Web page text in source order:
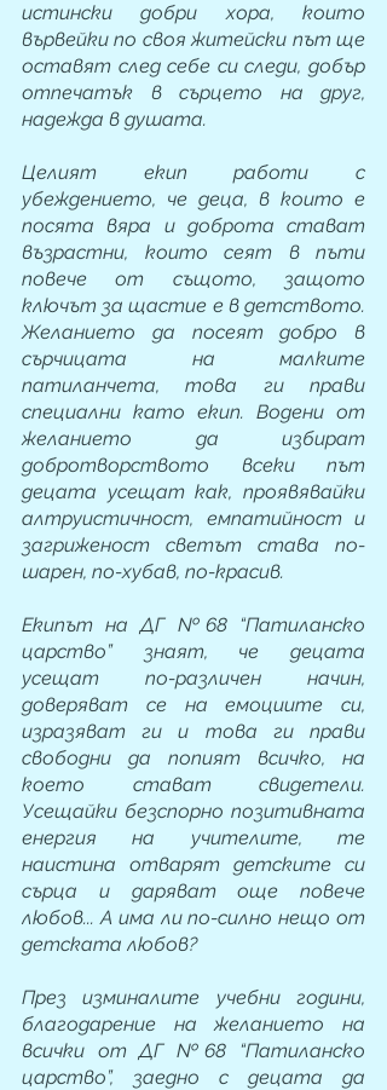
истински добри хора, които
вървейки по своя житейски път ще
оставят след себе си следи, добър
отпечатък в сърцето на друг,
надежда в душата.
Целият екип работи с
убеждението, че деца, в които е
посята вяра и доброта стават
възрастни, които сеят в пъти
повече от същото, защото
ключът за щастие е в детството.
Желанието да посеят добро в
сърчицата на малките
патиланчета, това ги прави
специални като екип. Водени от
желанието да избират
добротворството всеки път
децата усещат как, проявявайки
алтруистичност, емпатийност и
загриженост светът става по-
шарен, по-хубав, по-красив.
Екипът на ДГ №68 “Патиланско
царство” знаят, че децата
усещат по-различен начин,
доверяват се на емоциите си,
изразяват ги и това ги прави
свободни да попият всичко, на
което стават свидетели.
Усещайки безспорно позитивната
енергия на учителите, те
наистина отварят детските си
сърца и даряват още повече
любов... А има ли по-силно нещо от
детската любов?
През изминалите учебни години,
благодарение на желанието на
всички от ДГ №68 “Патиланско
царство”, заедно с децата да